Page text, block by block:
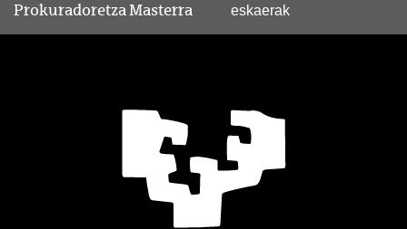
Prokuradoretza Masterra
eskaerak